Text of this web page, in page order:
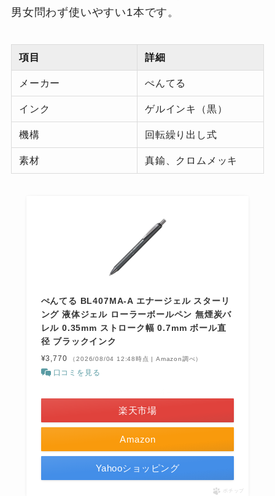
男女問わず使いやすい1本です。
項目 詳細
メーカー ぺんてる
インク ゲルインキ（黒）
機構 回転繰り出し式
素材 真鍮、クロムメッキ
ぺんてる BL407MA-A エナージェル スターリ
ング 液体ジェル ローラーボールペン 無煙炭バ
レル 0.35mm ストローク幅 0.7mm ボール直
径 ブラックインク
¥3,770 （2026/08/04 12:48時点 | Amazon調べ）
口コミを見る
Amazon
楽天市場
Yahooショッピング
ポチップ